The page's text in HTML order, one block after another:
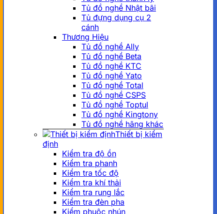
Tủ đồ nghề Nhật bãi
Tủ đựng dụng cụ 2
cánh
Thương Hiệu
Tủ đồ nghề Ally
Tủ đồ nghề Beta
Tủ đồ nghề KTC
Tủ đồ nghề Yato
Tủ đồ nghề Total
Tủ đồ nghề CSPS
Tủ đồ nghề Toptul
Tủ đồ nghề Kingtony
Tủ đồ nghề hãng khác
Thiết bị kiểm
định
Kiểm tra độ ồn
Kiểm tra phanh
Kiểm tra tốc độ
Kiểm tra khí thải
Kiểm tra rung lắc
Kiểm tra đèn pha
Kiểm phuộc nhún